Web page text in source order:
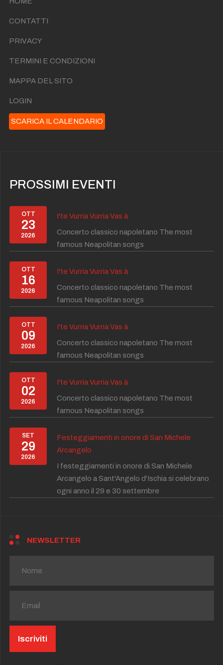
CONTATTI
PRIVACY
TERMINI E CONDIZIONI
MAPPA DEL SITO
LOGIN
SCARICA IL CALENDARIO
PROSSIMI EVENTI
OTT
23
2026
I'te Vurria Vurria Vas à
Concerto classico napoletano The most
famous Neapolitan songs
OTT
16
2026
I'te Vurria Vurria Vas à
Concerto classico napoletano The most
famous Neapolitan songs
OTT
09
2026
I'te Vurria Vurria Vas à
Concerto classico napoletano The most
famous Neapolitan songs
OTT
02
2026
I'te Vurria Vurria Vas à
Concerto classico napoletano The most
famous Neapolitan songs
SET
29
2026
Festeggiamenti in onore di San Michele
Arcangelo
I festeggiamenti in onore di San Michele
Arcangelo a Sant'Angelo d'Ischia si celebrano
ogni anno il 29 e 30 settembre
NEWSLETTER